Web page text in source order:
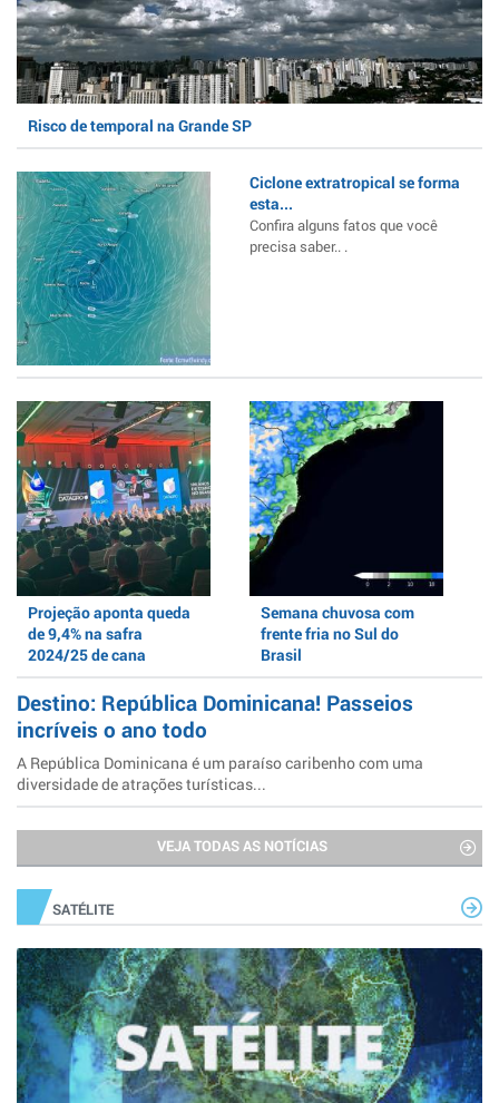
Risco de temporal na Grande SP
Ciclone extratropical se forma
esta...
Confira alguns fatos que você
precisa saber.. .
Projeção aponta queda
de 9,4% na safra
2024/25 de cana
Semana chuvosa com
frente fria no Sul do
Brasil
Destino: República Dominicana! Passeios
incríveis o ano todo
A República Dominicana é um paraíso caribenho com uma
diversidade de atrações turísticas...
VEJA TODAS AS NOTÍCIAS
SATÉLITE